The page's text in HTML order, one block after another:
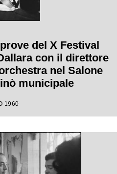
del X Festival
con il direttore
nel Salone
municipale
1960